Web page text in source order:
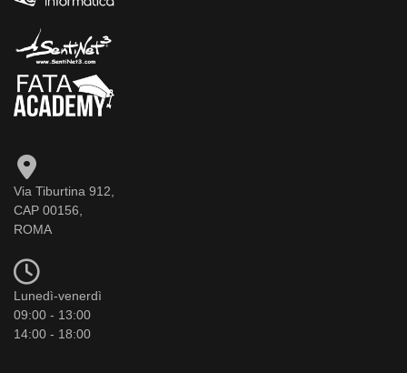
Via Tiburtina 912,
CAP 00156,
ROMA
Lunedì-venerdì
09:00 - 13:00
14:00 - 18:00